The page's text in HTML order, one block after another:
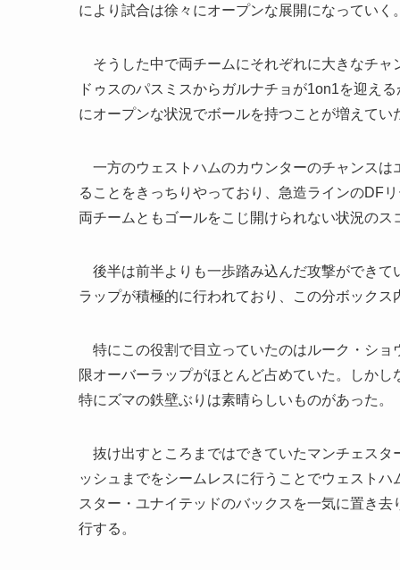
により試合は徐々にオープンな展開になっていく
そうした中で両チームにそれぞれに大きなチャ
ドゥスのパスミスからガルナチョが1on1を迎え
にオープンな状況でボールを持つことが増えて
一方のウェストハムのカウンターのチャンスは
ることをきっちりやっており、急造ラインのDF
両チームともゴールをこじ開けられない状況の
後半は前半よりも一歩踏み込んだ攻撃ができて
ラップが積極的に行われており、この分ボック
特にこの役割で目立っていたのはルーク・ショ
限オーバーラップがほとんど占めていた。しか
特にズマの鉄壁ぶりは素晴らしいものがあった。
抜け出すところまではできていたマンチェスタ
ッシュまでをシームレスに行うことでウェスト
スター・ユナイテッドのバックスを一気に置き
行する。